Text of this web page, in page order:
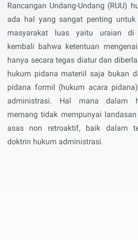
Rancangan Undang-Undang (RUU)
ada hal yang sangat penting
masyarakat luas yaitu uraian di
kembali bahwa ketentuan mengenai
hanya secara tegas diatur dan
hukum pidana materiil saja bukan
pidana formil (hukum acara
administrasi. Hal mana dalam
memang tidak mempunyai
asas non retroaktif, baik dalam
doktrin hukum administrasi.